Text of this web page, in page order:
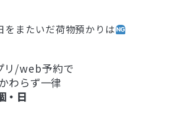
をまたいだ荷物預かりは
/web予約で
わらず一律
・日